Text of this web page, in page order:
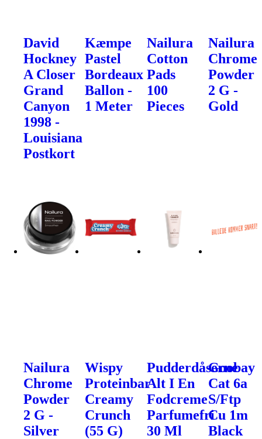
David
Hockney
A Closer
Grand
Canyon
1998 -
Louisiana
Postkort
Kæmpe
Pastel
Bordeaux
Ballon -
1 Meter
Nailura
Cotton
Pads
100
Pieces
Nailura
Chrome
Powder
2 G -
Gold
Nailura
Chrome
Powder
2 G -
Silver
Wispy
Proteinbar
Creamy
Crunch
(55 G)
Pudderdåserne
Alt I En
Fodcreme
Parfumefri
30 Ml
Goobay
Cat 6a
S/Ftp
Cu 1m
Black